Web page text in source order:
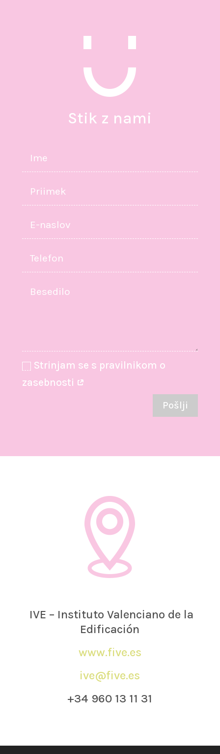
Stik z nami
Strinjam se s pravilnikom o
zasebnosti
Pošlji
IVE – Instituto Valenciano de la
Edificación
www.five.es
ive@five.es
+34 960 13 11 31